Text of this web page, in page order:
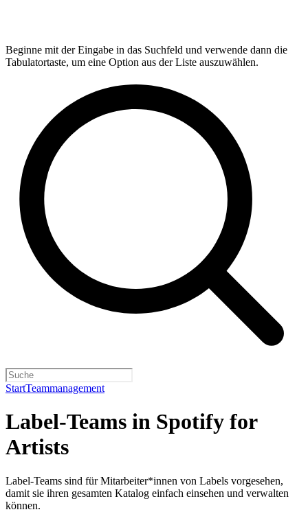
Beginne mit der Eingabe in das Suchfeld und verwende dann die
Tabulatortaste, um eine Option aus der Liste auszuwählen.
StartTeammanagement
Label-Teams in Spotify for
Artists
Label-Teams sind für Mitarbeiter*innen von Labels vorgesehen,
damit sie ihren gesamten Katalog einfach einsehen und verwalten
können.